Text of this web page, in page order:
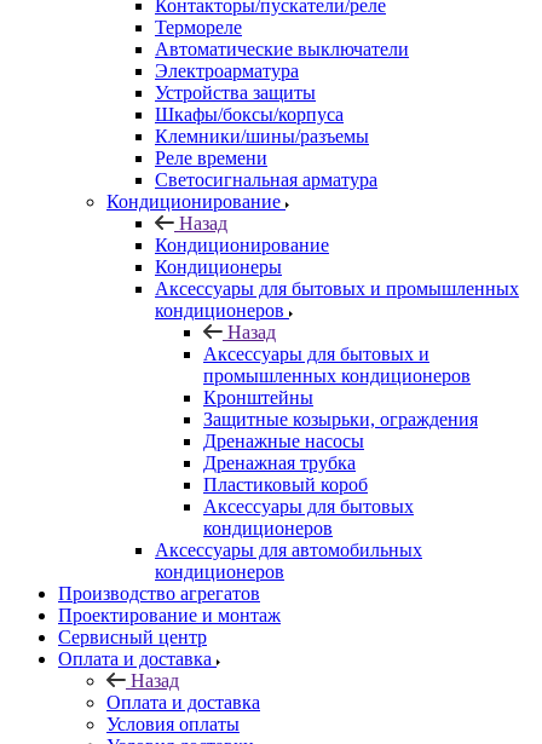
Контакторы/пускатели/реле
Термореле
Автоматические выключатели
Электроарматура
Устройства защиты
Шкафы/боксы/корпуса
Клемники/шины/разъемы
Реле времени
Светосигнальная арматура
Кондиционирование
Назад
Кондиционирование
Кондиционеры
Аксессуары для бытовых и промышленных
кондиционеров
Назад
Аксессуары для бытовых и
промышленных кондиционеров
Кронштейны
Защитные козырьки, ограждения
Дренажные насосы
Дренажная трубка
Пластиковый короб
Аксессуары для бытовых
кондиционеров
Аксессуары для автомобильных
кондиционеров
Производство агрегатов
Проектирование и монтаж
Сервисный центр
Оплата и доставка
Назад
Оплата и доставка
Условия оплаты